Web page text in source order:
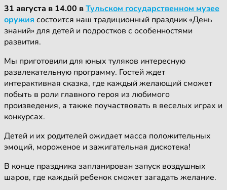
31 августа в 14.00 вТульском государственном музее
оружия состоится наш традиционный праздник «День
знаний» для детей и подростков с особенностями
развития.
Мы приготовили для юных туляков интересную
развлекательную программу. Гостей ждет
интерактивная сказка, где каждый желающий сможет
побыть в роли главного героя из любимого
произведения, а также поучаствовать в веселых играх и
конкурсах.
Детей и их родителей ожидает масса положительных
эмоций, мороженое и зажигательная дискотека!
В конце праздника запланирован запуск воздушных
шаров, где каждый ребенок сможет загадать желание.